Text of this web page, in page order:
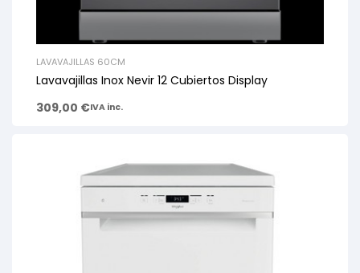
LAVAVAJILLAS 60CM
Lavavajillas Inox Nevir 12 Cubiertos Display
309,00 €IVA inc.